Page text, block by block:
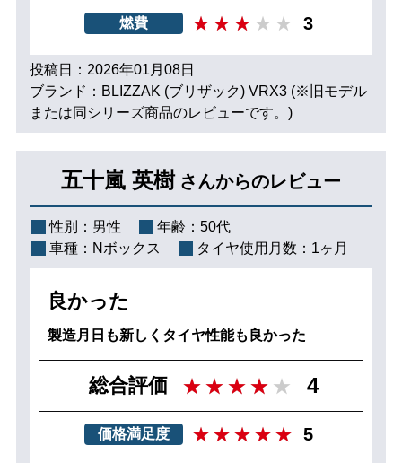
燃費 3
投稿日：2026年01月08日
ブランド：BLIZZAK (ブリザック) VRX3 (※旧モデル
または同シリーズ商品のレビューです。)
五十嵐 英樹 さんからのレビュー
性別： 男性 年齢： 50代
車種： Nボックス タイヤ使用月数： 1ヶ月
良かった
製造月日も新しくタイヤ性能も良かった
総合評価 4
価格満足度 5